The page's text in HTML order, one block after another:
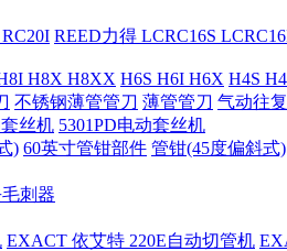
REED力得 LCRC16S
H8X H8XX H6S H6I H6X H4S
不锈钢薄管管刀 薄管管刀 气动往
丝机 5301PD电动套丝机
) 60英寸管钳部件 管钳(45度偏斜式)
刺器
EXACT 依艾特 220E自动切管机